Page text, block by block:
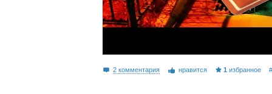
2 комментария нравится 1 избранное